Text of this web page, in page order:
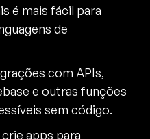
é mais fácil para
de
com APIs,
e outras funções
sem código.
crie apps para